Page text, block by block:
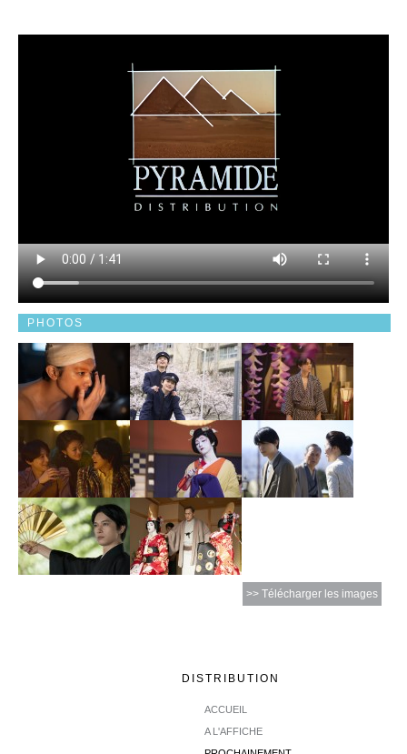
PHOTOS
>> Télécharger les images
DISTRIBUTION
ACCUEIL
A L'AFFICHE